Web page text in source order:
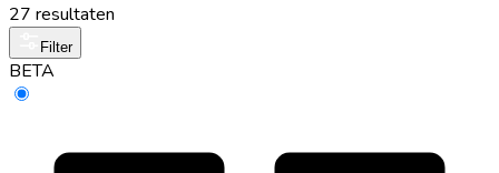
27 resultaten
Filter
BETA